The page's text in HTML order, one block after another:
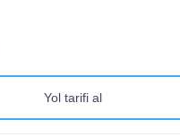
Yol tarifi al